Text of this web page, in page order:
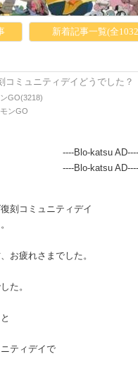
新着記事一覧(全
コミュニティデイどうでした
GO(3218)
ンGO
----Blo-katsu AD----
----Blo-katsu AD----
刻コミュニティデイ
お疲れさまでした。
た。
ティデイで